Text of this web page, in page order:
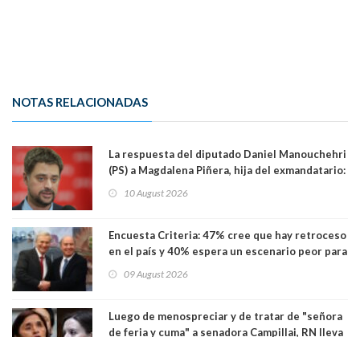
NOTAS RELACIONADAS
La respuesta del diputado Daniel Manouchehri
(PS) a Magdalena Piñera, hija del exmandatario:
creían intocables"
10 August 2026
Encuesta Criteria: 47% cree que hay retroceso
en el país y 40% espera un escenario peor para
09 August 2026
Luego de menospreciar y de tratar de "señora
de feria y cuma" a senadora Campillai, RN lleva